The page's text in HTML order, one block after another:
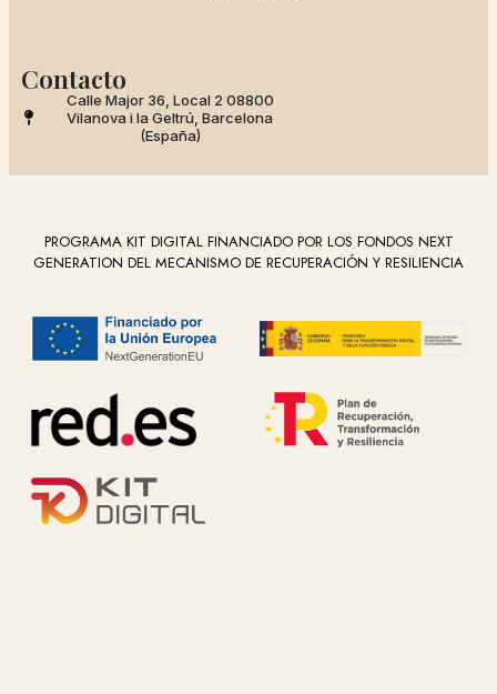
Contacto
Calle Major 36, Local 2 08800
Vilanova i la Geltrú, Barcelona
(España)
PROGRAMA KIT DIGITAL FINANCIADO POR LOS FONDOS NEXT
GENERATION DEL MECANISMO DE RECUPERACIÓN Y RESILIENCIA